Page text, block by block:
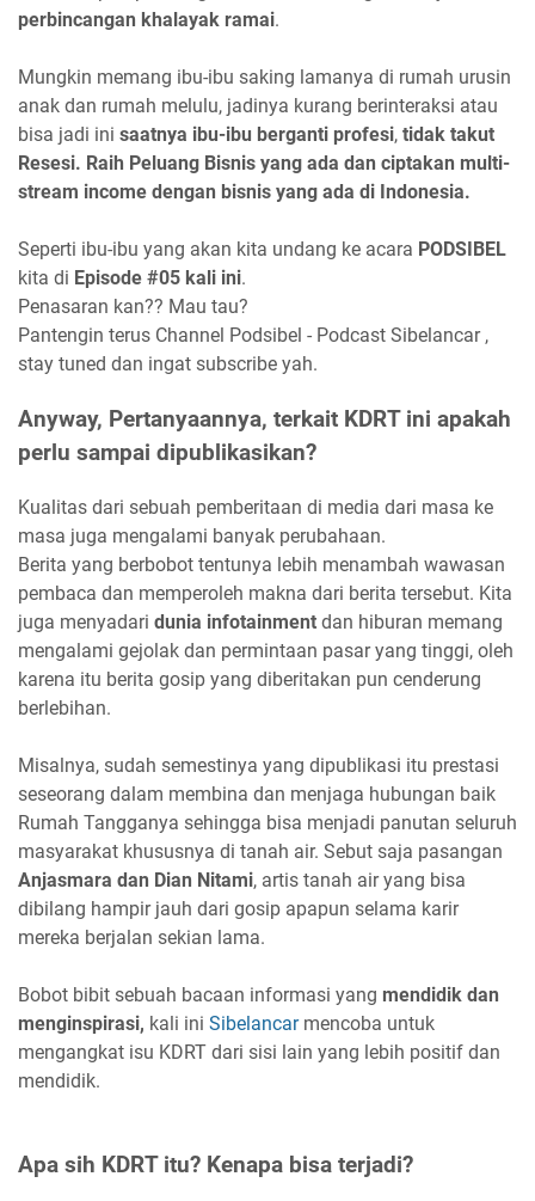
perbincangan khalayak ramai.
Mungkin memang ibu-ibu saking lamanya di rumah urusin
anak dan rumah melulu, jadinya kurang berinteraksi atau
bisa jadi ini saatnya ibu-ibu berganti profesi, tidak takut
Resesi. Raih Peluang Bisnis yang ada dan ciptakan multi-
stream income dengan bisnis yang ada di Indonesia.
Seperti ibu-ibu yang akan kita undang ke acara PODSIBEL
kita di Episode #05 kali ini.
Penasaran kan?? Mau tau?
Pantengin terus Channel Podsibel - Podcast Sibelancar ,
stay tuned dan ingat subscribe yah.
Anyway, Pertanyaannya, terkait KDRT ini apakah
perlu sampai dipublikasikan?
Kualitas dari sebuah pemberitaan di media dari masa ke
masa juga mengalami banyak perubahaan.
Berita yang berbobot tentunya lebih menambah wawasan
pembaca dan memperoleh makna dari berita tersebut. Kita
juga menyadari dunia infotainment dan hiburan memang
mengalami gejolak dan permintaan pasar yang tinggi, oleh
karena itu berita gosip yang diberitakan pun cenderung
berlebihan.
Misalnya, sudah semestinya yang dipublikasi itu prestasi
seseorang dalam membina dan menjaga hubungan baik
Rumah Tangganya sehingga bisa menjadi panutan seluruh
masyarakat khususnya di tanah air. Sebut saja pasangan
Anjasmara dan Dian Nitami, artis tanah air yang bisa
dibilang hampir jauh dari gosip apapun selama karir
mereka berjalan sekian lama.
Bobot bibit sebuah bacaan informasi yang mendidik dan
menginspirasi, kali ini Sibelancarmencoba untuk
mengangkat isu KDRT dari sisi lain yang lebih positif dan
mendidik.
Apa sih KDRT itu? Kenapa bisa terjadi?